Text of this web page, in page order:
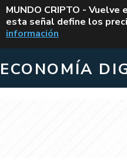
MUNDO CRIPTO -
esta señal define los
información
ECONOMÍA